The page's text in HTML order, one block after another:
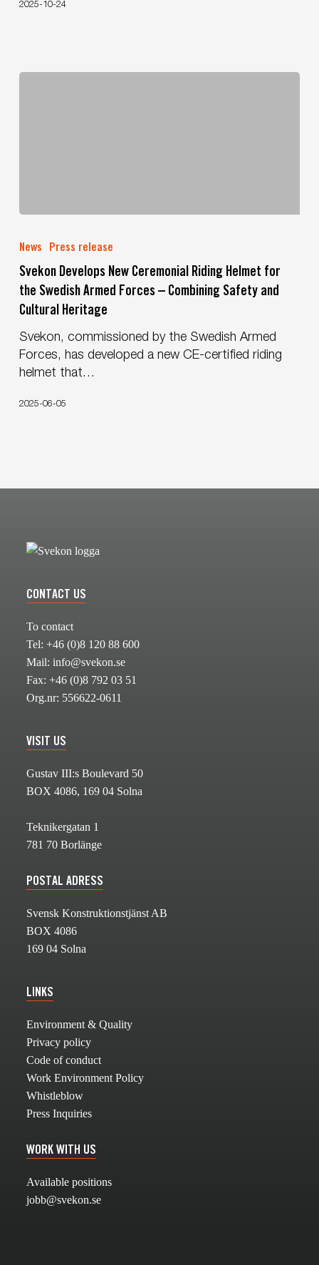
2025-10-24
Develops
Ceremonial
Riding
Helmet
for
the
Swedish
Forces
Cultural
News Press release
Svekon Develops New Ceremonial Riding Helmet for
the Swedish Armed Forces – Combining Safety and
Cultural Heritage
Svekon, commissioned by the Swedish Armed
Forces, has developed a new CE-certified riding
helmet that…
2025-06-05
CONTACT US
To contact
Tel: +46 (0)8 120 88 600
Mail: info@svekon.se
Fax: +46 (0)8 792 03 51
Org.nr: 556622-0611
VISIT US
Gustav III:s Boulevard 50
BOX 4086, 169 04 Solna
Teknikergatan 1
781 70 Borlänge
POSTAL ADRESS
Svensk Konstruktionstjänst AB
BOX 4086
169 04 Solna
LINKS
Environment & Quality
Privacy policy
Code of conduct
Work Environment Policy
Whistleblow
Press Inquiries
WORK WITH US
Available positions
jobb@svekon.se